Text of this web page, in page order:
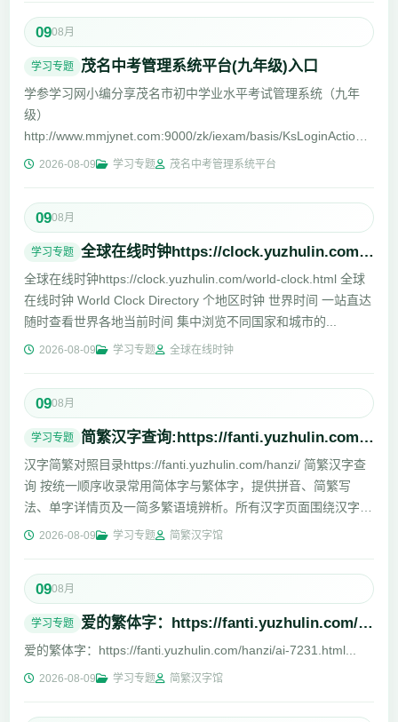
0908月
学习专题 茂名中考管理系统平台(九年级)入口
学参学习网小编分享茂名市初中学业水平考试管理系统（九年
级）
http://www.mmjynet.com:9000/zk/iexam/basis/KsLoginAction/
考生登录http://www.mmjynet.com:9000/zk/茂名...
2026-08-09 学习专题 茂名中考管理系统平台
0908月
学习专题 全球在线时钟https://clock.yuzhulin.com/world-clock.html
全球在线时钟https://clock.yuzhulin.com/world-clock.html 全球
在线时钟 World Clock Directory 个地区时钟 世界时间 一站直达
随时查看世界各地当前时间 集中浏览不同国家和城市的...
2026-08-09 学习专题 全球在线时钟
0908月
学习专题 简繁汉字查询:https://fanti.yuzhulin.com/hanzi/
汉字简繁对照目录https://fanti.yuzhulin.com/hanzi/ 简繁汉字查
询 按统一顺序收录常用简体字与繁体字，提供拼音、简繁写
法、单字详情页及一简多繁语境辨析。所有汉字页面围绕汉字
知...2026-08-09 学习专题 简繁汉字馆
0908月
学习专题 爱的繁体字：https://fanti.yuzhulin.com/hanzi/ai-7231.html
爱的繁体字：https://fanti.yuzhulin.com/hanzi/ai-7231.html...
2026-08-09 学习专题 简繁汉字馆